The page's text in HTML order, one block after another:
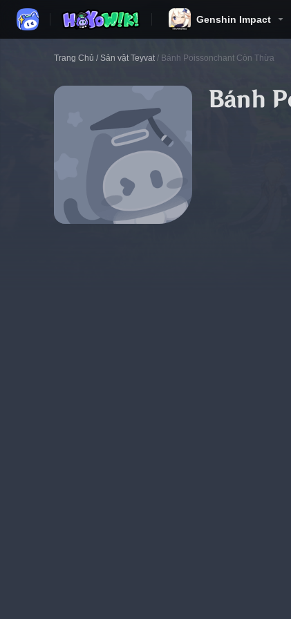
Genshin Impact
Trang Chủ / Sản vật Teyvat / Bánh Poissonchant Còn Thừa
Bánh